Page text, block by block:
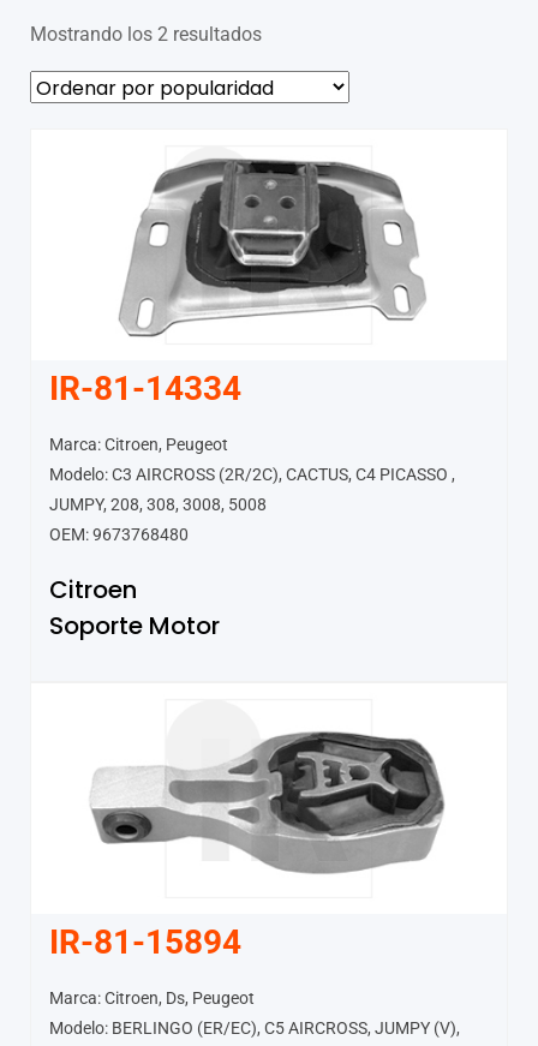
Mostrando los 2 resultados
IR-81-14334
Marca: Citroen, Peugeot
Modelo: C3 AIRCROSS (2R/2C), CACTUS, C4 PICASSO ,
JUMPY, 208, 308, 3008, 5008
OEM: 9673768480
Citroen
Soporte Motor
IR-81-15894
Marca: Citroen, Ds, Peugeot
Modelo: BERLINGO (ER/EC), C5 AIRCROSS, JUMPY (V),